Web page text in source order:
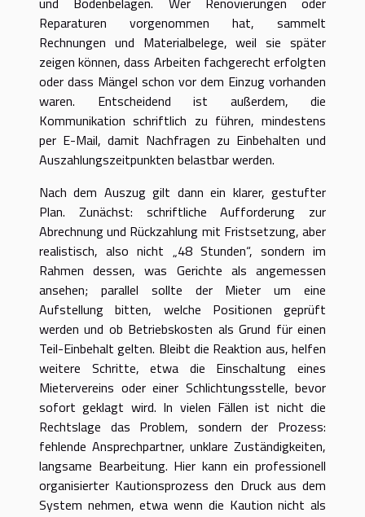
Reparaturen vorgenommen hat, sammelt
Rechnungen und Materialbelege, weil sie später
zeigen können, dass Arbeiten fachgerecht erfolgten
oder dass Mängel schon vor dem Einzug vorhanden
waren. Entscheidend ist außerdem, die
Kommunikation schriftlich zu führen, mindestens
per E-Mail, damit Nachfragen zu Einbehalten und
Auszahlungszeitpunkten belastbar werden.
Nach dem Auszug gilt dann ein klarer, gestufter
Plan. Zunächst: schriftliche Aufforderung zur
Abrechnung und Rückzahlung mit Fristsetzung, aber
realistisch, also nicht „48 Stunden“, sondern im
Rahmen dessen, was Gerichte als angemessen
ansehen; parallel sollte der Mieter um eine
Aufstellung bitten, welche Positionen geprüft
werden und ob Betriebskosten als Grund für einen
Teil-Einbehalt gelten. Bleibt die Reaktion aus, helfen
weitere Schritte, etwa die Einschaltung eines
Mietervereins oder einer Schlichtungsstelle, bevor
sofort geklagt wird. In vielen Fällen ist nicht die
Rechtslage das Problem, sondern der Prozess:
fehlende Ansprechpartner, unklare Zuständigkeiten,
langsame Bearbeitung. Hier kann ein professionell
organisierter Kautionsprozess den Druck aus dem
System nehmen, etwa wenn die Kaution nicht als